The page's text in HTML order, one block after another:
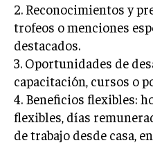
CONTABILIDAD
ECONOMÍA
INTERNACIONAL
NEGOCIOS
COMERCIO
2. Reconocimientos y
trofeos o menciones
destacados.
3. Oportunidades de
capacitación, cursos o
4. Beneficios flexibles:
flexibles, días
de trabajo desde casa,